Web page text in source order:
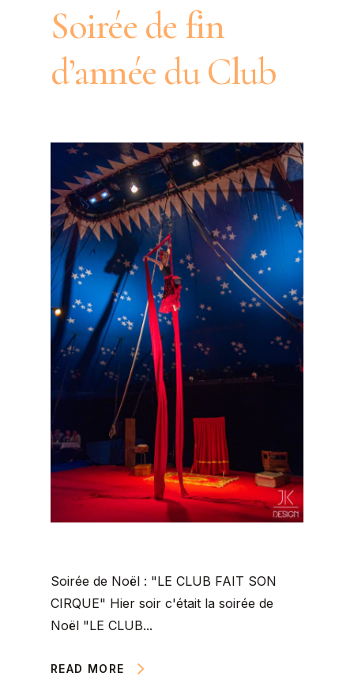
Soirée de fin
d’année du Club
Soirée de Noël : "LE CLUB FAIT SON
CIRQUE" Hier soir c'était la soirée de
Noël "LE CLUB...
READ MORE